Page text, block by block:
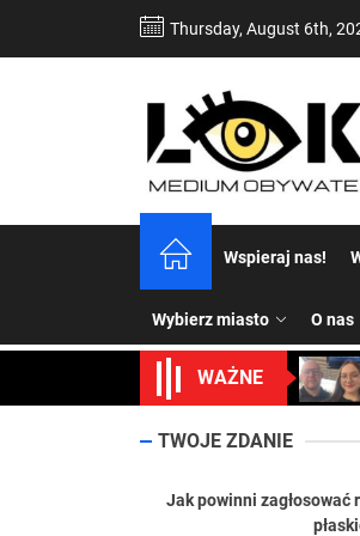
Thursday, August 6th,
Wspieraj nas!
Wybierz miasto O nas
WAŻNE
TWOJE ZDANIE
Jak powinni zagłosować